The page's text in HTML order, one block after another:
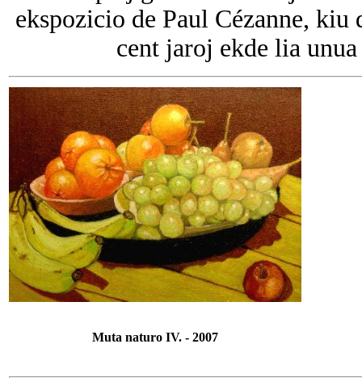
ekspozicio de Paul Cézanne,
cent jaroj ekde lia
Muta naturo IV. - 2007